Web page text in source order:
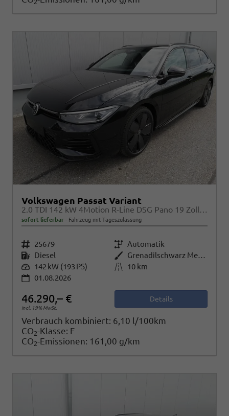
2
Volkswagen Passat Variant
2.0 TDI 142 kW 4Motion R-Line DSG Pano 19 Zoll Head Up AHK Navi
sofort lieferbar Fahrzeug mit Tageszulassung
Fahrzeugnr. 25679 Getriebe Automatik
Kraftstoff Diesel Außenfarbe
Grenadilschwarz Metallic
Leistung 142 kW (193 PS) Kilometerstand
10 km
01.08.2026
46.290,– €
incl. 19% MwSt.
Details
Verbrauch kombiniert: 6,10 l/100km
CO2-Klasse: F
CO2-Emissionen: 161,00 g/km